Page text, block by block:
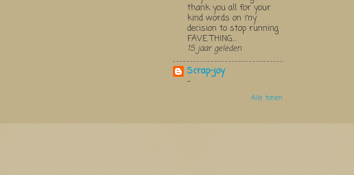
thank you all for your
kind words on my
decision to stop running
FAVE THING...
15 jaar geleden
Scrap-joy
-
Alle tonen